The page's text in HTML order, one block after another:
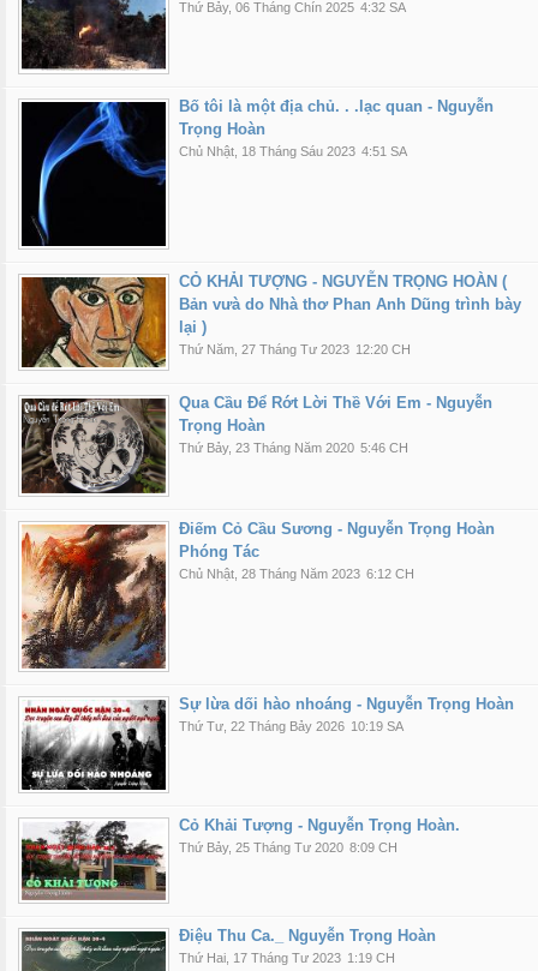
Thứ Bảy, 06 Tháng Chín 2025 4:32 SA
Bố tôi là một địa chủ. . .lạc quan - Nguyễn
Trọng Hoàn
Chủ Nhật, 18 Tháng Sáu 2023 4:51 SA
CỎ KHẢI TƯỢNG - NGUYỄN TRỌNG HOÀN (
Bản vưà do Nhà thơ Phan Anh Dũng trình bày
lại )
Thứ Năm, 27 Tháng Tư 2023 12:20 CH
Qua Cầu Để Rớt Lời Thề Với Em - Nguyễn
Trọng Hoàn
Thứ Bảy, 23 Tháng Năm 2020 5:46 CH
Điếm Cỏ Cầu Sương - Nguyễn Trọng Hoàn
Phóng Tác
Chủ Nhật, 28 Tháng Năm 2023 6:12 CH
Sự lừa dối hào nhoáng - Nguyễn Trọng Hoàn
Thứ Tư, 22 Tháng Bảy 2026 10:19 SA
Cỏ Khải Tượng - Nguyễn Trọng Hoàn.
Thứ Bảy, 25 Tháng Tư 2020 8:09 CH
Điệu Thu Ca._ Nguyễn Trọng Hoàn
Thứ Hai, 17 Tháng Tư 2023 1:19 CH